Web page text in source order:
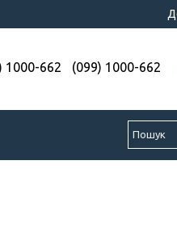
1000-662 (099) 1000-662